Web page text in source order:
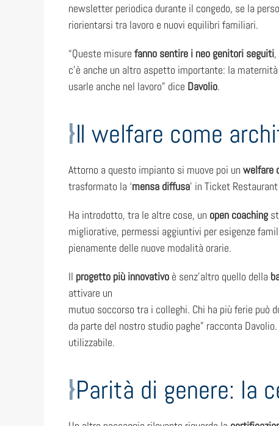
newsletter periodica durante il congedo, se la
riorientarsi tra lavoro e nuovi equilibri familiari.
“Queste misure fanno sentire i neo genitori seguiti
c’è anche un altro aspetto importante: la
usarle anche nel lavoro” dice Davolio.
Il welfare come
Attorno a questo impianto si muove poi un welfare
trasformato la ‘mensa diffusa’ in Ticket
Ha introdotto, tra le altre cose, un open coaching
migliorative, permessi aggiuntivi per esigenze
pienamente delle nuove modalità orarie.
Il progetto più innovativo è senz’altro quello della
attivare un
mutuo soccorso tra i colleghi. Chi ha più ferie può
da parte del nostro studio paghe” racconta
utilizzabile.
Parità di genere: la